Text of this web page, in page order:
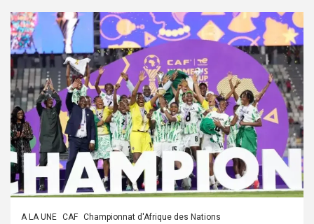
A LA UNE CAF Championnat d'Afrique des Nations